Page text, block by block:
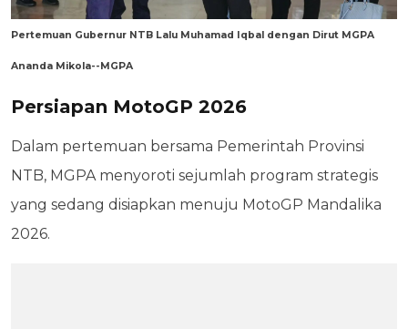
Pertemuan Gubernur NTB Lalu Muhamad Iqbal dengan Dirut MGPA
Ananda Mikola--MGPA
Persiapan MotoGP 2026
Dalam pertemuan bersama Pemerintah Provinsi
NTB, MGPA menyoroti sejumlah program strategis
yang sedang disiapkan menuju MotoGP Mandalika
2026.